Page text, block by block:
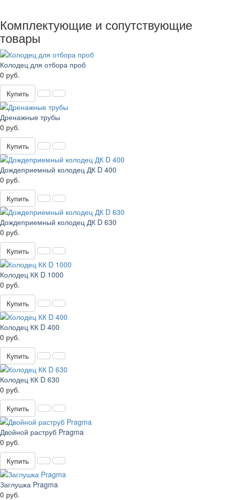
Комплектующие и сопутствующие
товары
Колодец для отбора проб
0 руб.
Купить
Дренажные трубы
0 руб.
Купить
Дождеприемный колодец ДК D 400
0 руб.
Купить
Дождеприемный колодец ДК D 630
0 руб.
Купить
Колодец КК D 1000
0 руб.
Купить
Колодец КК D 400
0 руб.
Купить
Колодец КК D 630
0 руб.
Купить
Двойной раструб Pragma
0 руб.
Купить
Заглушка Pragma
0 руб.